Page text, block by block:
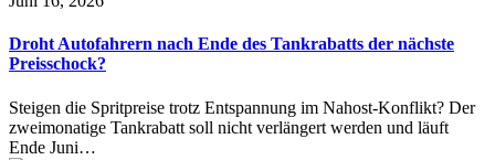
Droht Autofahrern nach Ende des Tankrabatts der nächste
Preisschock?
Steigen die Spritpreise trotz Entspannung im Nahost-Konflikt? Der
zweimonatige Tankrabatt soll nicht verlängert werden und läuft
Ende Juni…